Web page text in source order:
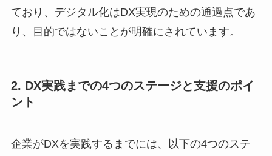
ており、デジタル化はDX実現のための通過点であ
り、目的ではないことが明確にされています。
2. DX実践までの4つのステージと支援のポイ
ント
企業がDXを実践するまでには、以下の4つのステ